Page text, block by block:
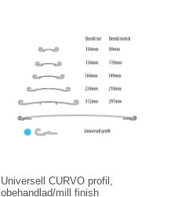
Universell CURVO profil,
obehandlad/mill finish